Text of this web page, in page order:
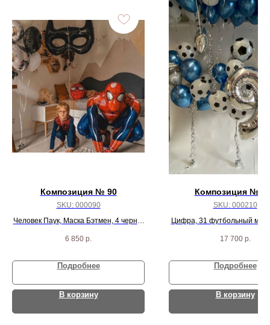
Композиция № 90
SKU: 000090
Человек Паук, Маска Бэтмен, 4 черно-
6 850 р.
Подробнее
В корзину
Композиция №
SKU: 000210
Цифра, 31 футбольный мяч,
17 700 р.
Подробнее
В корзину